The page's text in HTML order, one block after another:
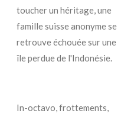
toucher un héritage, une
famille suisse anonyme se
retrouve échouée sur une
île perdue de l'Indonésie.
In-octavo, frottements,